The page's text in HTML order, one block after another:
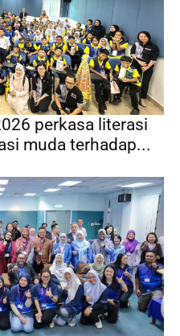
perkasa literasi
muda terhadap...